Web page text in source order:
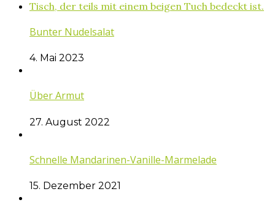
Bunter Nudelsalat
4. Mai 2023
Über Armut
27. August 2022
Schnelle Mandarinen-Vanille-Marmelade
15. Dezember 2021